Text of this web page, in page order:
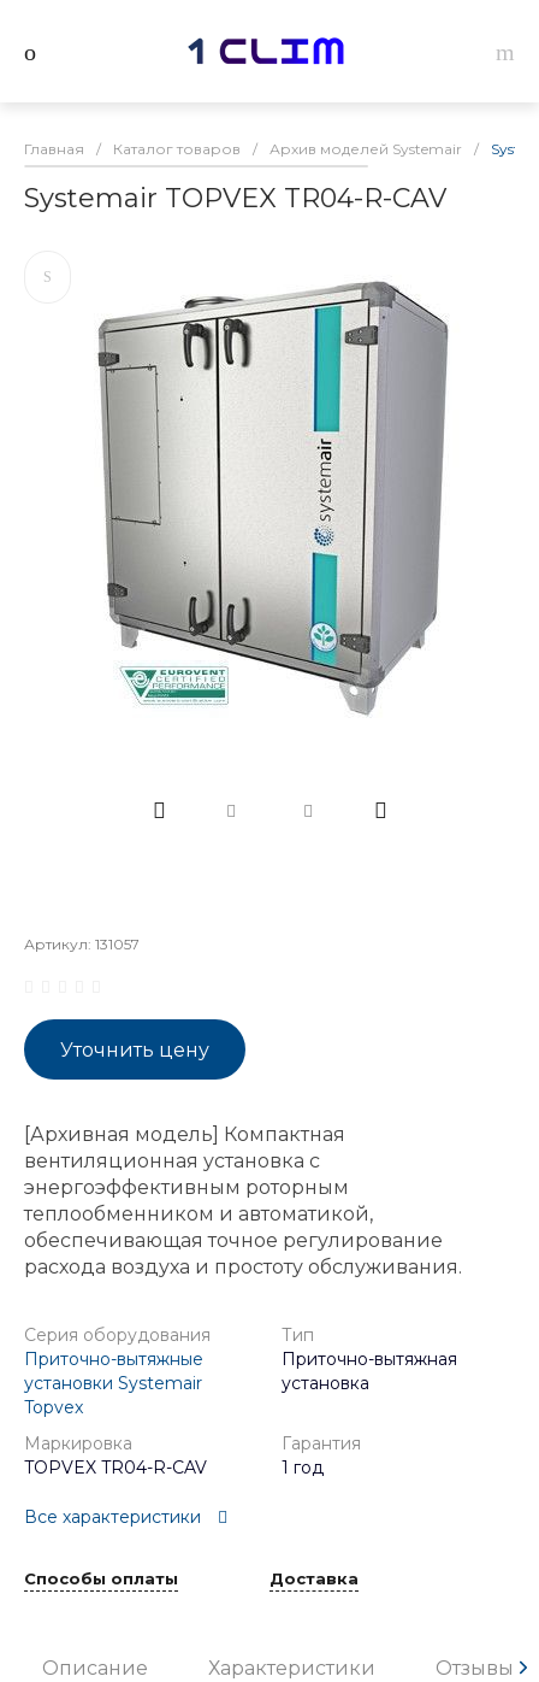
Главная / Каталог товаров / Архив моделей Systemair /
Systemair TOPVEX TR04-R-CAV
Артикул: 131057
Уточнить цену
[Архивная модель] Компактная
вентиляционная установка с
энергоэффективным роторным
теплообменником и автоматикой,
обеспечивающая точное регулирование
расхода воздуха и простоту обслуживания.
Серия оборудования
Приточно-вытяжные
установки Systemair
Topvex
Тип
Приточно-вытяжная
установка
Маркировка
TOPVEX TR04-R-CAV
Гарантия
1 год
Все характеристики
Способы оплаты Доставка
Описание Характеристики Отзывы